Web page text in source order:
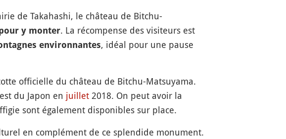
de Takahashi, le château de Bitchu-
y monter. La récompense des visiteurs est
environnantes, idéal pour une pause
officielle du château de Bitchu-Matsuyama.
du Japon en juillet2018. On peut avoir la
sont également disponibles sur place.
en complément de ce splendide monument.